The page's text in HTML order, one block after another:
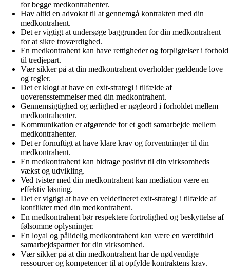
for begge medkontrahenter.
Hav altid en advokat til at gennemgå kontrakten med din
medkontrahent.
Det er vigtigt at undersøge baggrunden for din medkontrahent
for at sikre troværdighed.
En medkontrahent kan have rettigheder og forpligtelser i forhold
til tredjepart.
Vær sikker på at din medkontrahent overholder gældende love
og regler.
Det er klogt at have en exit-strategi i tilfælde af
uoverensstemmelser med din medkontrahent.
Gennemsigtighed og ærlighed er nøgleord i forholdet mellem
medkontrahenter.
Kommunikation er afgørende for et godt samarbejde mellem
medkontrahenter.
Det er fornuftigt at have klare krav og forventninger til din
medkontrahent.
En medkontrahent kan bidrage positivt til din virksomheds
vækst og udvikling.
Ved tvister med din medkontrahent kan mediation være en
effektiv løsning.
Det er vigtigt at have en veldefineret exit-strategi i tilfælde af
konflikter med din medkontrahent.
En medkontrahent bør respektere fortrolighed og beskyttelse af
følsomme oplysninger.
En loyal og pålidelig medkontrahent kan være en værdifuld
samarbejdspartner for din virksomhed.
Vær sikker på at din medkontrahent har de nødvendige
ressourcer og kompetencer til at opfylde kontraktens krav.